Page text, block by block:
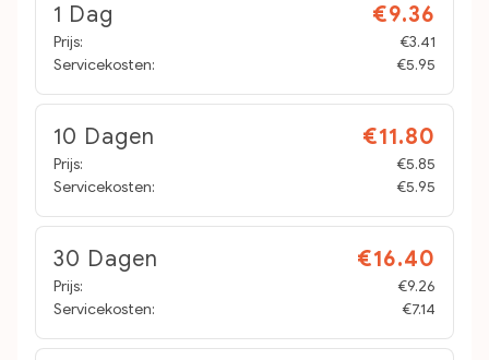
1 Dag €9.36
Prijs:
€3.41
Servicekosten:
€5.95
10 Dagen €11.80
Prijs:
€5.85
Servicekosten:
€5.95
30 Dagen €16.40
Prijs:
€9.26
Servicekosten:
€7.14